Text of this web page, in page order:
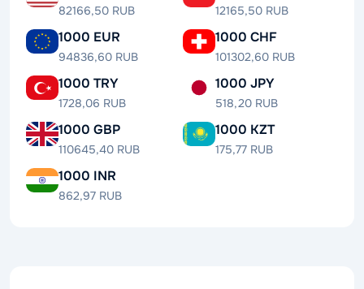
82166,50 RUB 12165,50 RUB
1000 EUR
94836,60 RUB
1000 CHF
101302,60 RUB
1000 TRY
1728,06 RUB
1000 JPY
518,20 RUB
1000 GBP
110645,40 RUB
1000 KZT
175,77 RUB
1000 INR
862,97 RUB